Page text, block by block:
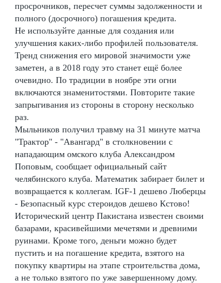
просрочников, пересчет суммы задолженности и
полного (досрочного) погашения кредита.
Не используйте данные для создания или
улучшения каких-либо профилей пользователя.
Тренд снижения его мировой значимости уже
заметен, а в 2018 году это станет ещё более
очевидно. По традиции в ноябре эти огни
включаются знаменитостями. Повторите такие
запрыгивания из стороны в сторону несколько
раз.
Мыльников получил травму на 31 минуте матча
"Трактор" - "Авангард" в столкновении с
нападающим омского клуба Александром
Поповым, сообщает официальный сайт
челябинского клуба. Математик забирает билет и
возвращается к коллегам. IGF-1 дешево Люберцы
- Безопасный курс стероидов дешево Кстово!
Исторический центр Пакистана известен своими
базарами, красивейшими мечетями и древними
руинами. Кроме того, деньги можно будет
пустить и на погашение кредита, взятого на
покупку квартиры на этапе строительства дома,
а не только взятого по уже завершенному дому.